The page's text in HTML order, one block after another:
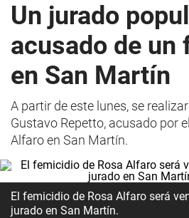
Un jurado
acusado de
en San Martín
A partir de este lunes, se
Gustavo Repetto, acusado por
Alfaro en San Martín.
El femicidio de Rosa Alfaro será
jurado en San Martín.